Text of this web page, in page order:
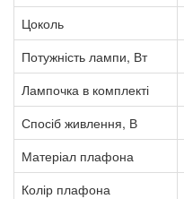
Цоколь
Потужність лампи, Вт
Лампочка в комплекті
Спосіб живлення, В
Матеріал плафона
Колір плафона